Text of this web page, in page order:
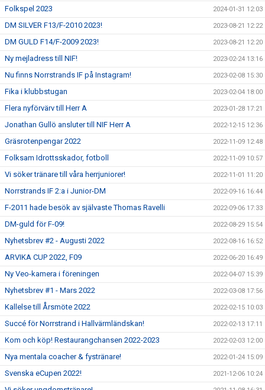
Folkspel 2023 2024-01-31 12:03
DM SILVER F13/F-2010 2023! 2023-08-21 12:22
DM GULD F14/F-2009 2023! 2023-08-21 12:20
Ny mejladress till NIF! 2023-02-24 13:16
Nu finns Norrstrands IF på Instagram! 2023-02-08 15:30
Fika i klubbstugan 2023-02-04 18:00
Flera nyförvärv till Herr A 2023-01-28 17:21
Jonathan Gullö ansluter till NIF Herr A 2022-12-15 12:36
Gräsrotenpengar 2022 2022-11-09 12:48
Folksam Idrottsskador, fotboll 2022-11-09 10:57
Vi söker tränare till våra herrjuniorer! 2022-11-01 11:20
Norrstrands IF 2:a i Junior-DM 2022-09-16 16:44
F-2011 hade besök av självaste Thomas Ravelli 2022-09-06 17:33
DM-guld för F-09! 2022-08-29 15:54
Nyhetsbrev #2 - Augusti 2022 2022-08-16 16:52
ARVIKA CUP 2022, F09 2022-06-20 16:49
Ny Veo-kamera i föreningen 2022-04-07 15:39
Nyhetsbrev #1 - Mars 2022 2022-03-08 17:56
Kallelse till Årsmöte 2022 2022-02-15 10:03
Succé för Norrstrand i Hallvärmländskan! 2022-02-13 17:11
Kom och köp! Restaurangchansen 2022-2023 2022-02-03 12:00
Nya mentala coacher & fystränare! 2022-01-24 15:09
Svenska eCupen 2022! 2021-12-06 10:24